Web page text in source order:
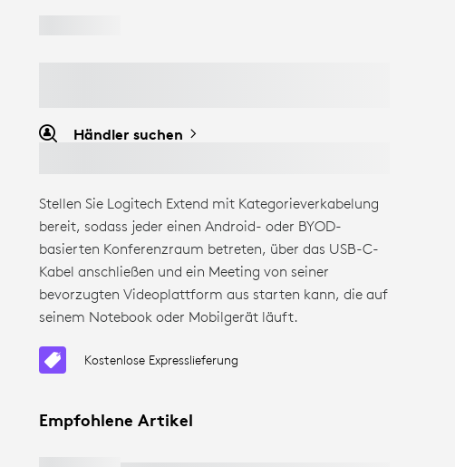
Händler suchen
Stellen Sie Logitech Extend mit Kategorieverkabelung
bereit, sodass jeder einen Android- oder BYOD-
basierten Konferenzraum betreten, über das USB-C-
Kabel anschließen und ein Meeting von seiner
bevorzugten Videoplattform aus starten kann, die auf
seinem Notebook oder Mobilgerät läuft.
Kostenlose Expresslieferung
Empfohlene Artikel